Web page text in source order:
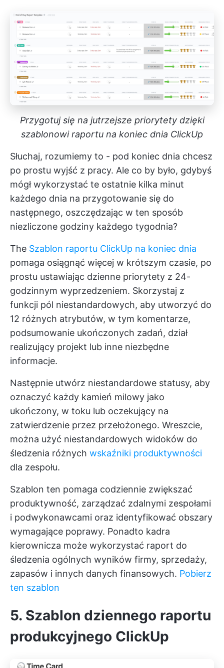
Przygotuj się na jutrzejsze priorytety dzięki
szablonowi raportu na koniec dnia ClickUp
Słuchaj, rozumiemy to - pod koniec dnia chcesz
po prostu wyjść z pracy. Ale co by było, gdybyś
mógł wykorzystać te ostatnie kilka minut
każdego dnia na przygotowanie się do
następnego, oszczędzając w ten sposób
niezliczone godziny każdego tygodnia?
The Szablon raportu ClickUp na koniec dnia
pomaga osiągnąć więcej w krótszym czasie, po
prostu ustawiając dzienne priorytety z 24-
godzinnym wyprzedzeniem. Skorzystaj z
funkcji pól niestandardowych, aby utworzyć do
12 różnych atrybutów, w tym komentarze,
podsumowanie ukończonych zadań, dział
realizujący projekt lub inne niezbędne
informacje.
Następnie utwórz niestandardowe statusy, aby
oznaczyć każdy kamień milowy jako
ukończony, w toku lub oczekujący na
zatwierdzenie przez przełożonego. Wreszcie,
można użyć niestandardowych widoków do
śledzenia różnych wskaźniki produktywności
dla zespołu.
Szablon ten pomaga codziennie zwiększać
produktywność, zarządzać zdalnymi zespołami
i podwykonawcami oraz identyfikować obszary
wymagające poprawy. Ponadto kadra
kierownicza może wykorzystać raport do
śledzenia ogólnych wyników firmy, sprzedaży,
zapasów i innych danych finansowych. Pobierz
ten szablon
5. Szablon dziennego raportu
produkcyjnego ClickUp